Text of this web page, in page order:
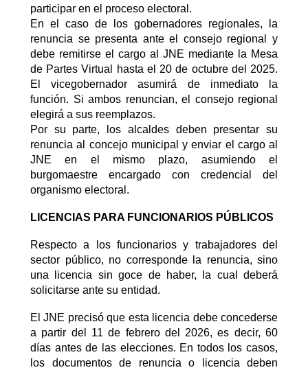
participar en el proceso electoral.
En el caso de los gobernadores regionales, la
renuncia se presenta ante el consejo regional
y
debe remitirse el cargo al JNE mediante la Mesa
de Partes Virtual hasta el 20 de octubre del 2025.
El vicegobernador asumirá de inmediato la
función. Si ambos renuncian, el consejo regional
elegirá a sus reemplazos.
Por su parte, los alcaldes deben presentar su
renuncia al concejo municipal y enviar el cargo al
JNE en el mismo plazo, asumiendo el
burgomaestre encargado con credencial del
organismo electoral.
LICENCIAS PARA FUNCIONARIOS PÚBLICOS
Respecto a losfuncionarios y trabajadores del
sector público, no corresponde la renuncia, sino
una
licencia sin goce de haber, la cual deberá
solicitarse ante su entidad.
El JNE precisó que esta licencia debe concederse
a partir del 11 de febrero del 2026, es decir, 60
días antes de las elecciones. En todos los casos,
los documentos de renuncia o licencia deben